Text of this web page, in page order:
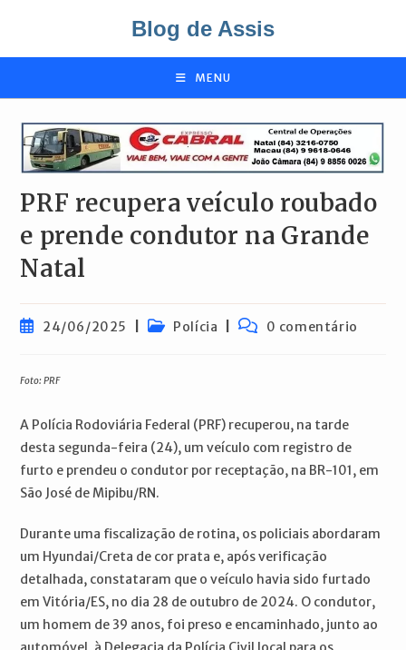
o
Blog de Assis
MENU
PRF recupera veículo roubado
e prende condutor na Grande
Natal
Post24/06/2025
Categoria
Polícia
Comentários
0 comentário
Foto: PRF
A Polícia Rodoviária Federal (PRF) recuperou, na tarde
desta segunda-feira (24), um veículo com registro de
furto e prendeu o condutor por receptação, na BR-101, em
São José de Mipibu/RN.
Durante uma fiscalização de rotina, os policiais abordaram
um Hyundai/Creta de cor prata e, após verificação
detalhada, constataram que o veículo havia sido furtado
em Vitória/ES, no dia 28 de outubro de 2024. O condutor,
um homem de 39 anos, foi preso e encaminhado, junto ao